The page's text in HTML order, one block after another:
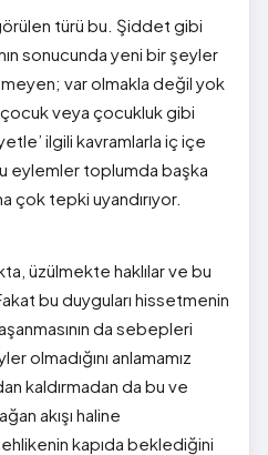
türü bu. Şiddet gibi
sonucunda yeni bir şeyler
var olmakla değil yok
veya çocukluk gibi
ilgili kavramlarla iç içe
eylemler toplumda başka
çok tepki uyandırıyor.
üzülmekte haklılar ve bu
bu duyguları hissetmenin
da sebepleri
olmadığını anlamamız
kaldırmadan da bu ve
akışı haline
kapıda beklediğini